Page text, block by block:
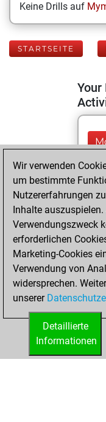
Keine Drills auf
STARTSEITE
Your
Wir verwenden
um bestimmte
Nutzererfahrungen
Inhalte
Verwendungszweck
erforderlichen
Marketing-Cookies
Verwendung von
widersprechen.
unserer
Detaillierte
Informationen